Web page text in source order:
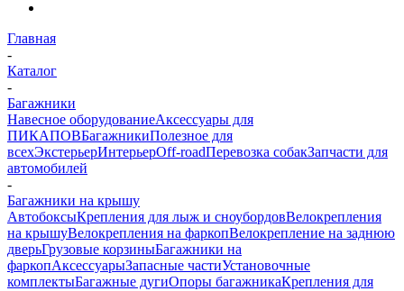
Главная
-
Каталог
-
Багажники
Навесное оборудованиеАксессуары для
ПИКАПОВБагажникиПолезное для
всехЭкстерьерИнтерьерOff-roadПеревозка собакЗапчасти для
автомобилей
-
Багажники на крышу
АвтобоксыКрепления для лыж и сноубордовВелокрепления
на крышуВелокрепления на фаркопВелокрепление на заднюю
дверьГрузовые корзиныБагажники на
фаркопАксессуарыЗапасные частиУстановочные
комплектыБагажные дугиОпоры багажникаКрепления для